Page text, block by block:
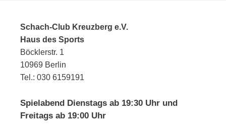
Schach-Club Kreuzberg e.V.
Haus des Sports
Böcklerstr. 1
10969 Berlin
Tel.: 030 6159191
Spielabend Dienstags ab 19:30 Uhr und
Freitags ab 19:00 Uhr